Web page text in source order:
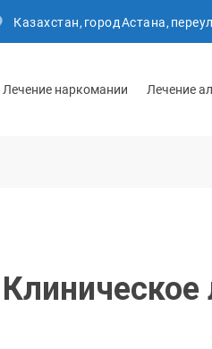
Казахстан, город Астана,
Лечение наркомании Лечение
Клиническое